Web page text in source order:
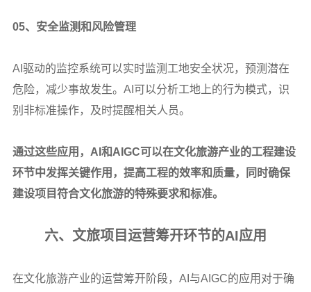
05、安全监测和风险管理
AI 驱动的监控系统可以实时监测工地安全状况，预测潜在
危险，减少事故发生。AI可以分析工地上的行为模式，识
别非标准操作，及时提醒相关人员。
通过这些应用，AI和AIGC可以在文化旅游产业的工程建设
环节中发挥关键作用，提高工程的效率和质量，同时确保
建设项目符合文化旅游的特殊要求和标准。
六、文旅项目运营筹开环节的AI应用
在文化旅游产业的运营筹开阶段，AI与AIGC的应用对于确